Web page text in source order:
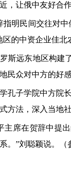
，让俄中友好合
指明民间交往对
的中资企业佳北
斯远东地区构建
民众对中方的好
孔子学院中方院
方法，深入当地
主席在贺辞中提
。”刘聪颖说。（